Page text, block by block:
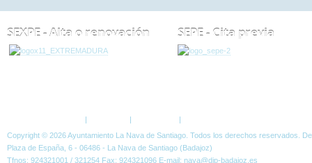
SEXPE - Alta o renovación SEPE - Cita previa
| | |
Copyright © 2026 Ayuntamiento La Nava de Santiago. Todos los derechos reservados.
Plaza de España, 6 - 06486 - La Nava de Santiago (Badajoz)
Tfnos: 924321001 / 321254 Fax: 924321096 E-mail: nava@dip-badajoz.es